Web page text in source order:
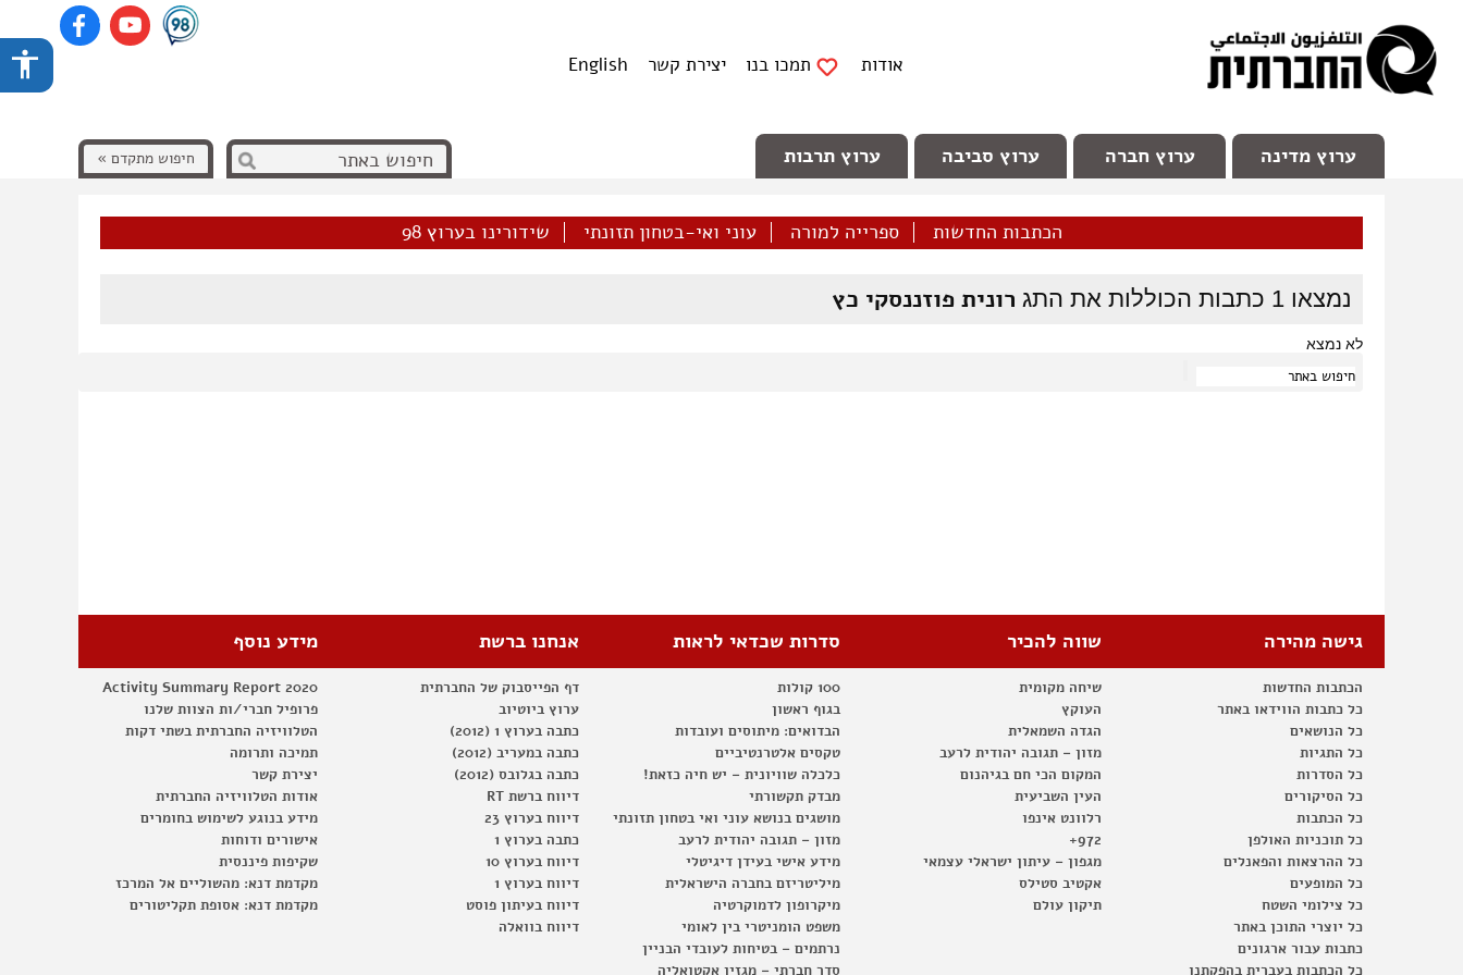
אודות תמכו בנו יצירת קשר English
ערוץ מדינה ערוץ חברה ערוץ סביבה ערוץ תרבות חיפוש מתקדם »
הכתבות החדשות ספרייה למורה עוני ואי-בטחון תזונתי שידורינו בערוץ 98
נמצאו 1 כתבות הכוללות את התג רונית פוזננסקי כץ
לא נמצא
גישה מהירה
הכתבות החדשות
כל כתבות הווידאו באתר
כל הנושאים
כל התגיות
כל הסדרות
כל הסיקורים
כל הכתבות
כל תוכניות האולפן
כל ההרצאות והפאנלים
כל המופעים
כל צילומי השטח
כל יוצרי התוכן באתר
כתבות עבור ארגונים
כל הכתבות בעברית בהפקתנו
שווה להכיר
שיחה מקומית
העוקץ
הגדה השמאלית
מזון – תגובה יהודית לרעב
המקום הכי חם בגיהנום
העין השביעית
רלוונט אינפו
972+
מגפון – עיתון ישראלי עצמאי
אקטיב סטילס
תיקון עולם
סדרות שכדאי לראות
100 קולות
בגוף ראשון
הבדואים: מיתוסים ועובדות
טקסים אלטרנטיביים
כלכלה שוויונית – יש חיה כזאת!
מבדק תקשורתי
מושגים בנושא עוני ואי בטחון תזונתי
מזון – תגובה יהודית לרעב
מידע אישי בעידן דיגיטלי
מיליטריזם בחברה הישראלית
מיקרופון לדמוקרטיה
משפט הומניטרי בין לאומי
נרתמים – בטיחות לעובדי הבניין
סדר חברתי – מגזין אקטואליה
אנחנו ברשת
דף הפייסבוק של החברתית
ערוץ ביוטיוב
כתבה בערוץ 1 (2012)
כתבה במעריב (2012)
כתבה בגלובס (2012)
דיווח ברשת RT
דיווח בערוץ 23
כתבה בערוץ 1
דיווח בערוץ 10
דיווח בערוץ 1
דיווח בעיתון פוסט
דיווח בוואלה
מידע נוסף
Activity Summary Report 2020
פרופיל חברי/ות הצוות שלנו
הטלוויזיה החברתית בשתי דקות
תמיכה ותרומה
יצירת קשר
אודות הטלוויזיה החברתית
מידע בנוגע לשימוש בחומרים
אישורים ודוחות
שקיפות פיננסית
מקדמת דנא: מהשוליים אל המרכז
מקדמת דנא: אסופת תקליטורים